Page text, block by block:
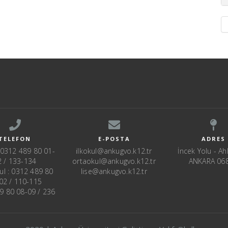
489 80 01-
/ 133-134
: 0312 489 80
/ 110-115
80 08-09 / 236
E-POSTA
ilkokul@ankugvo.k12.tr
ortaokul@ankugvo.k12.tr
lise@ankugvo.k12.tr
ADRES
İncek Yolu -
ANKARA